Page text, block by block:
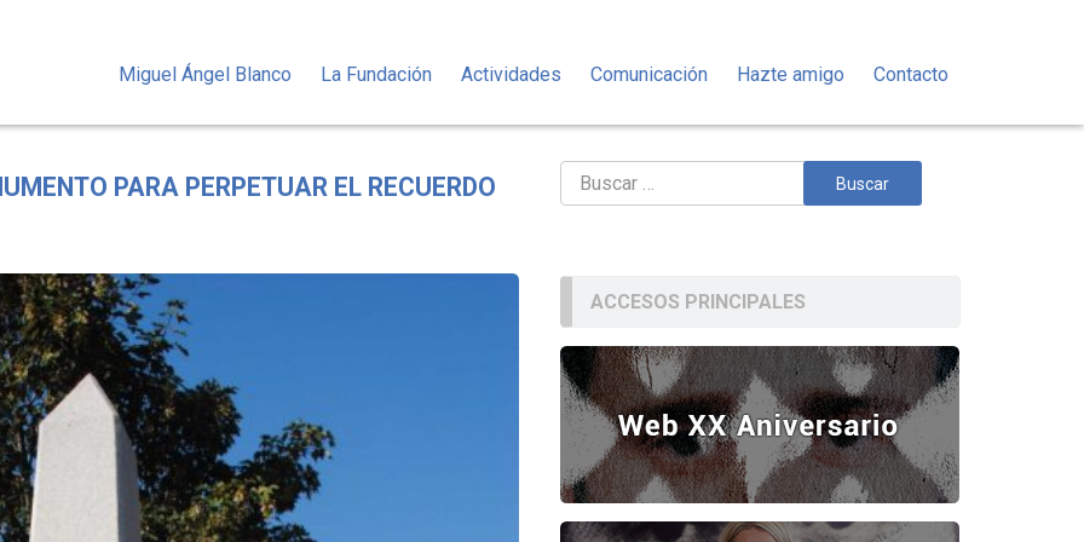
Miguel Ángel Blanco La Fundación Actividades Comunicación Hazte amigo Contacto
PARA PERPETUAR EL RECUERDO
Buscar:
ACCESOS PRINCIPALES